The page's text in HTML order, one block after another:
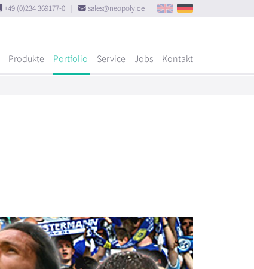
+49 (0)234 369177-0 sales@neopoly.de
Produkte Portfolio Service Jobs Kontakt